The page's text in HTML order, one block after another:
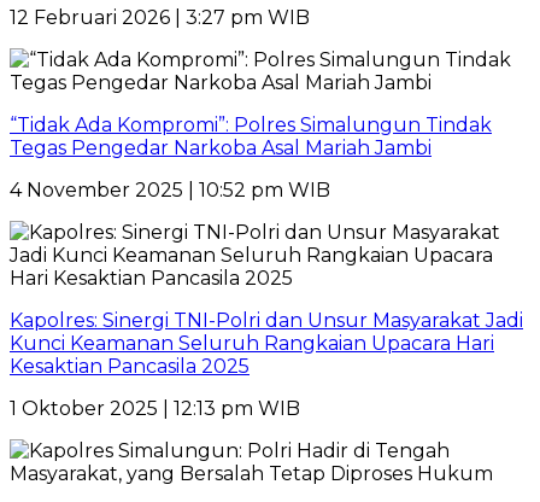
12 Februari 2026 | 3:27 pm WIB
“Tidak Ada Kompromi”: Polres Simalungun Tindak
Tegas Pengedar Narkoba Asal Mariah Jambi
4 November 2025 | 10:52 pm WIB
Kapolres: Sinergi TNI-Polri dan Unsur Masyarakat Jadi
Kunci Keamanan Seluruh Rangkaian Upacara Hari
Kesaktian Pancasila 2025
1 Oktober 2025 | 12:13 pm WIB